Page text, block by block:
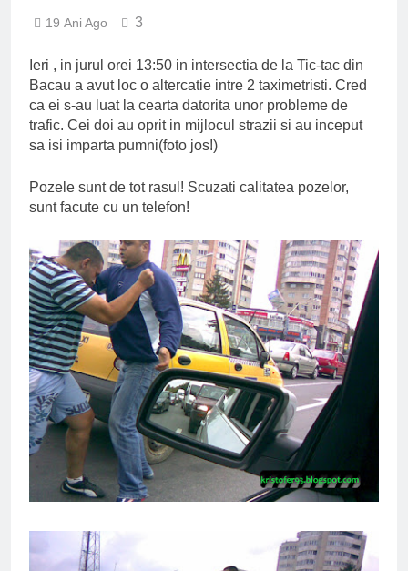
19 Ani Ago 3
Ieri , in jurul orei 13:50 in intersectia de la Tic-tac din
Bacau a avut loc o altercatie intre 2 taximetristi. Cred
ca ei s-au luat la cearta datorita unor probleme de
trafic. Cei doi au oprit in mijlocul strazii si au inceput
sa isi imparta pumni(foto jos!)
Pozele sunt de tot rasul! Scuzati calitatea pozelor,
sunt facute cu un telefon!